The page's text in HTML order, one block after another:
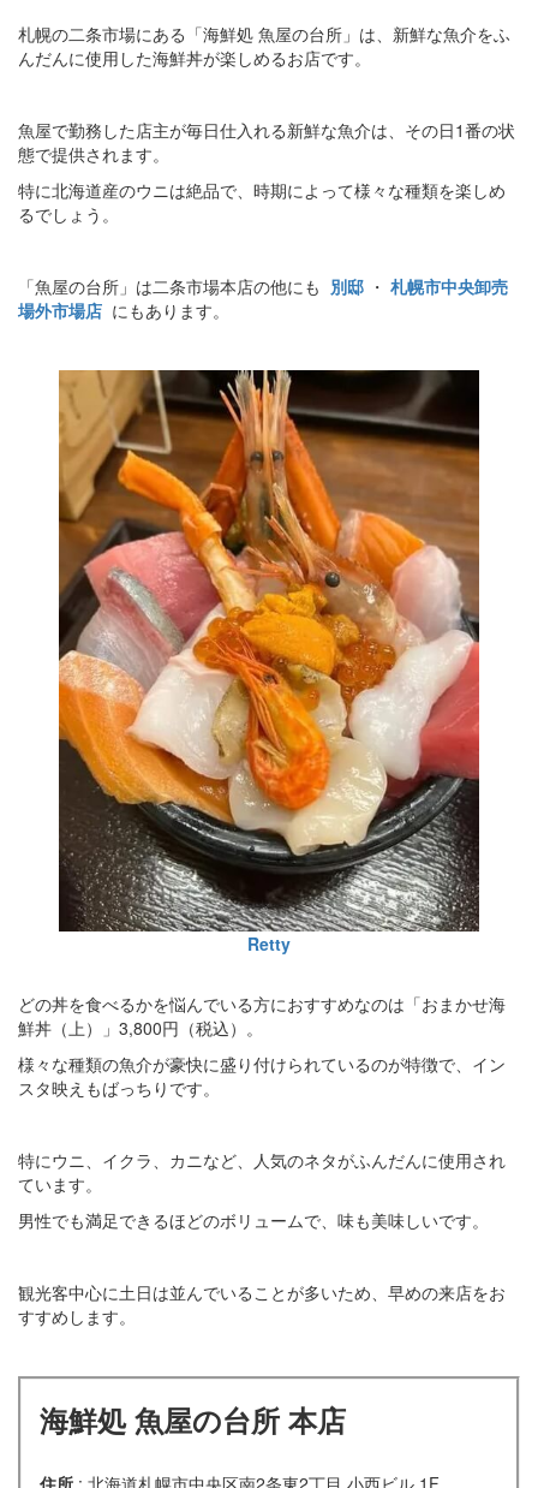
札幌の二条市場にある「海鮮処 魚屋の台所」は、新鮮な魚介をふ
んだんに使用した海鮮丼が楽しめるお店です。
魚屋で勤務した店主が毎日仕入れる新鮮な魚介は、その日1番の状
態で提供されます。
特に北海道産のウニは絶品で、時期によって様々な種類を楽しめ
るでしょう。
「魚屋の台所」は二条市場本店の他にも 別邸 ・ 札幌市中央卸売
場外市場店 にもあります。
Retty
どの丼を食べるかを悩んでいる方におすすめなのは「おまかせ海
鮮丼（上）」3,800円（税込）。
様々な種類の魚介が豪快に盛り付けられているのが特徴で、イン
スタ映えもばっちりです。
特にウニ、イクラ、カニなど、人気のネタがふんだんに使用され
ています。
男性でも満足できるほどのボリュームで、味も美味しいです。
観光客中心に土日は並んでいることが多いため、早めの来店をお
すすめします。
海鮮処 魚屋の台所 本店
住所 : 北海道札幌市中央区南2条東2丁目 小西ビル 1F